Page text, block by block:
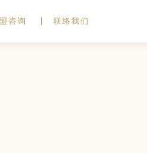
咨询 联络我们